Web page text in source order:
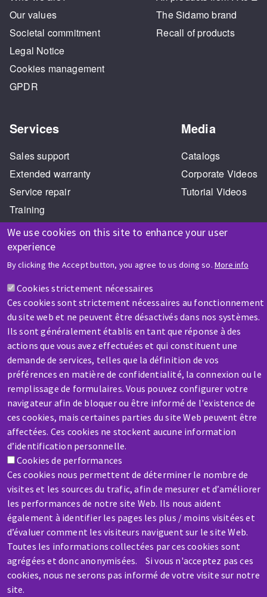
We use cookies on this site to enhance your user
experience
By clicking the Accept button, you agree to us doing so. More info
Cookies strictement nécessaires
Ces cookies sont strictement nécessaires au fonctionnement
du site web et ne peuvent être désactivés dans nos systèmes.
Ils sont généralement établis en tant que réponse à des
actions que vous avez effectuées et qui constituent une
demande de services, telles que la définition de vos
préférences en matière de confidentialité, la connexion ou le
remplissage de formulaires. Vous pouvez configurer votre
navigateur afin de bloquer ou être informé de l'existence de
ces cookies, mais certaines parties du site Web peuvent être
affectées. Ces cookies ne stockent aucune information
d’identification personnelle.
Cookies de performances
Ces cookies nous permettent de déterminer le nombre de
visites et les sources du trafic, afin de mesurer et d’améliorer
les performances de notre site Web. Ils nous aident
également à identifier les pages les plus / moins visitées et
d’évaluer comment les visiteurs naviguent sur le site Web.
Toutes les informations collectées par ces cookies sont
agrégées et donc anonymisées. Si vous n'acceptez pas ces
cookies, nous ne serons pas informé de votre visite sur notre
site.
Our values
Societal commitment
Legal Notice
Cookies management
GPDR
The Sidamo brand
Recall of products
Services
Sales support
Extended warranty
Service repair
Training
Media
Catalogs
Corporate Videos
Tutorial Videos
HELP & CONTACT
A question? Information about?
Contact-us
SERVICE / REPAIR
A broken machine? Out of order?
Contact-us